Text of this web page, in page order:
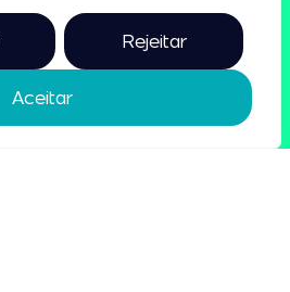
Rejeitar
Aceitar